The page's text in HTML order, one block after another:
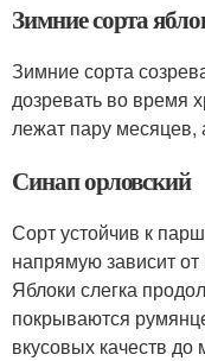
Зимние сорта
Зимние сорта
дозревать во время
лежат пару
Синап орловский
Сорт устойчив к
напрямую зависит
Яблоки слегка
покрываются
вкусовых качеств до